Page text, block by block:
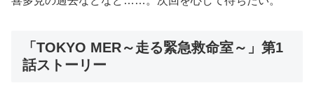
「TOKYO MER～走る緊急救命室～」第1
話ストーリー